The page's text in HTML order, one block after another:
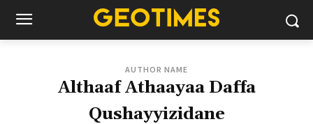
AUTHOR NAME
Althaaf Athaayaa Daffa
Qushayyizidane